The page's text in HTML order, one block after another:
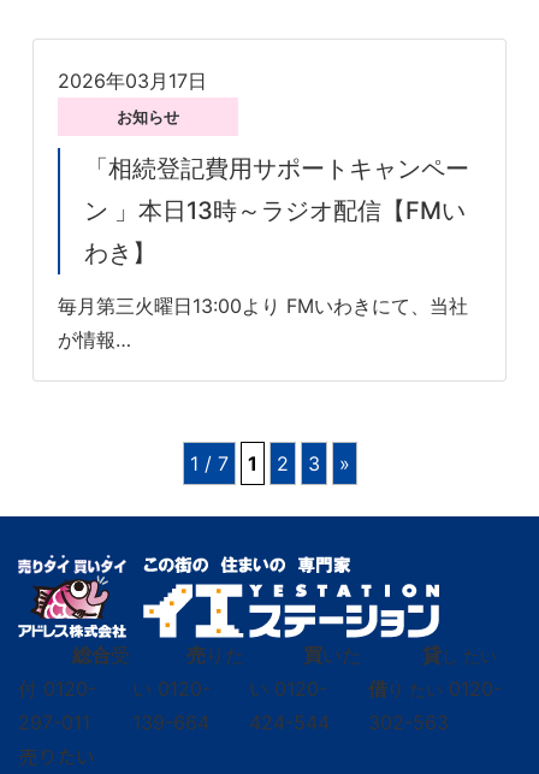
2026年03月17日
お知らせ
「相続登記費用サポートキャンペー
ン 」本日13時～ラジオ配信【FMい
わき】
毎月第三火曜日13:00より FMいわきにて、当社
が情報…
1 / 7 1 2 3 »
総合受
付 0120-
297-011
売りた
い 0120-
139-664
買いた
い 0120-
424-544
貸し たい
借り たい 0120-
302-563
売りたい